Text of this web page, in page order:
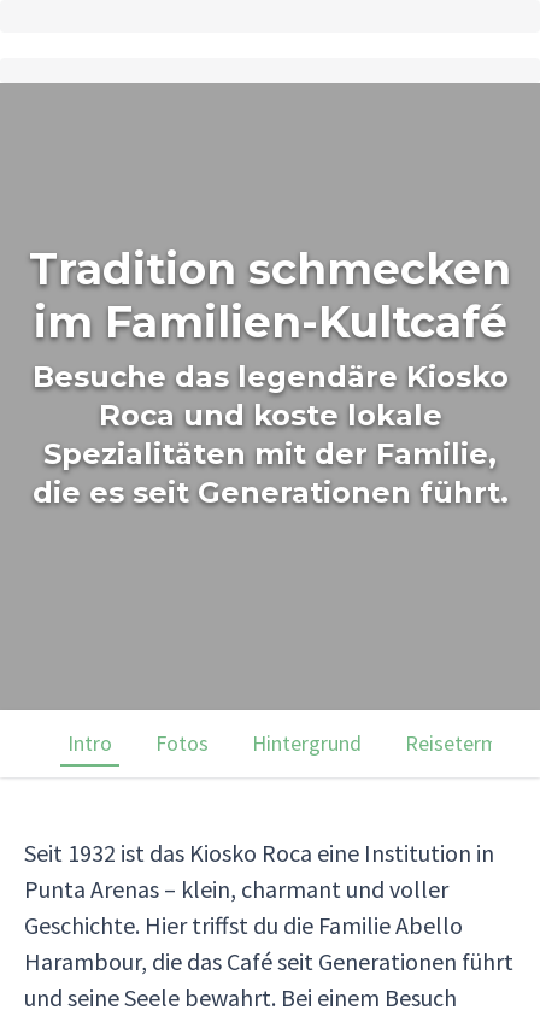
Tradition schmecken
im Familien-Kultcafé
Besuche das legendäre Kiosko
Roca und koste lokale
Spezialitäten mit der Familie,
die es seit Generationen führt.
Intro Fotos Hintergrund Reisetermine
Seit 1932 ist das Kiosko Roca eine Institution in
Punta Arenas – klein, charmant und voller
Geschichte. Hier triffst du die Familie Abello
Harambour, die das Café seit Generationen führt
und seine Seele bewahrt. Bei einem Besuch